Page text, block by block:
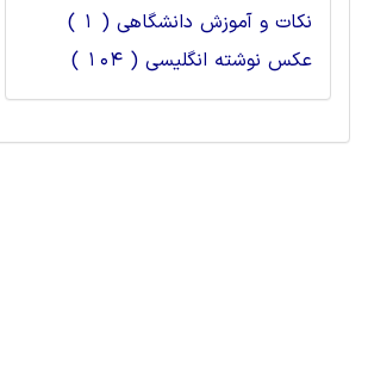
نکات و آموزش دانشگاهی ( 1 )
عکس نوشته انگلیسی ( 104 )